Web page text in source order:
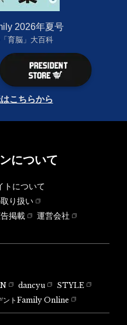
2026年夏号
育脳」大百科
こちらから
について
トについて
り扱い
掲載
運営会社
dancyu
STYLE
ントFamily Online